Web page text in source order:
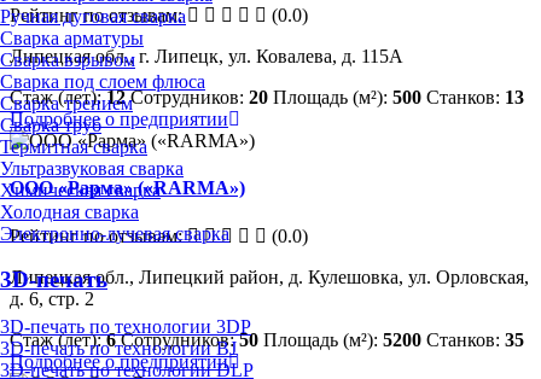
Ручная дуговая сварка
Сварка арматуры
Сварка взрывом
Сварка под слоем флюса
Сварка трением
Сварка труб
Термитная сварка
Ультразвуковая сварка
Химическая сварка
Холодная сварка
Электронно-лучевая сварка
3D-печать
3D-печать по технологии 3DP
3D-печать по технологии BJ
3D-печать по технологии DLP
Рейтинг по отзывам:
(0.0)
Липецкая обл., г. Липецк, ул. Ковалева, д. 115А
Стаж (лет):12 Сотрудников: 20 Площадь (м²): 500 Станков: 13
Подробнее о предприятии
ООО «Рарма» («RARMA»)
Рейтинг по отзывам:
(0.0)
Липецкая обл., Липецкий район, д. Кулешовка, ул. Орловская,
д. 6, стр. 2
Стаж (лет):6 Сотрудников:50 Площадь (м²): 5200 Станков: 35
Подробнее о предприятии